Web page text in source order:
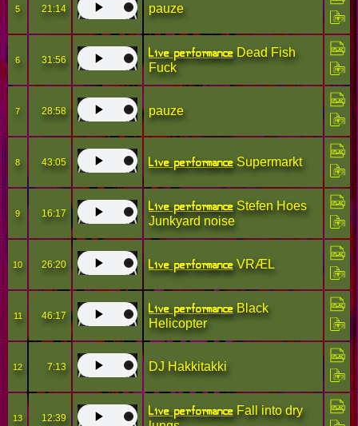
5 21:14 pauze
6 31:56 Live performanceDead Fish
Fuck
7 28:58 pauze
8 43:05 Live performanceSupermarkt
9 16:17 Live performanceStefen Hoes
Junkyard noise
10 26:20 Live performanceVRÆL
11 46:17 Live performanceBlack
Helicopter
12 7:13 DJ Hakkitakki
13 12:39 Live performanceFall into dry